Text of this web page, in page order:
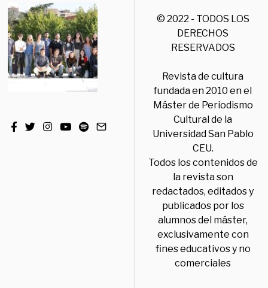
© 2022 - TODOS LOS
DERECHOS
RESERVADOS
Revista de cultura
fundada en 2010 en el
Máster de Periodismo
Cultural de la
Universidad San Pablo
CEU.
Todos los contenidos de
la revista son
redactados, editados y
publicados por los
alumnos del máster,
exclusivamente con
fines educativos y no
comerciales